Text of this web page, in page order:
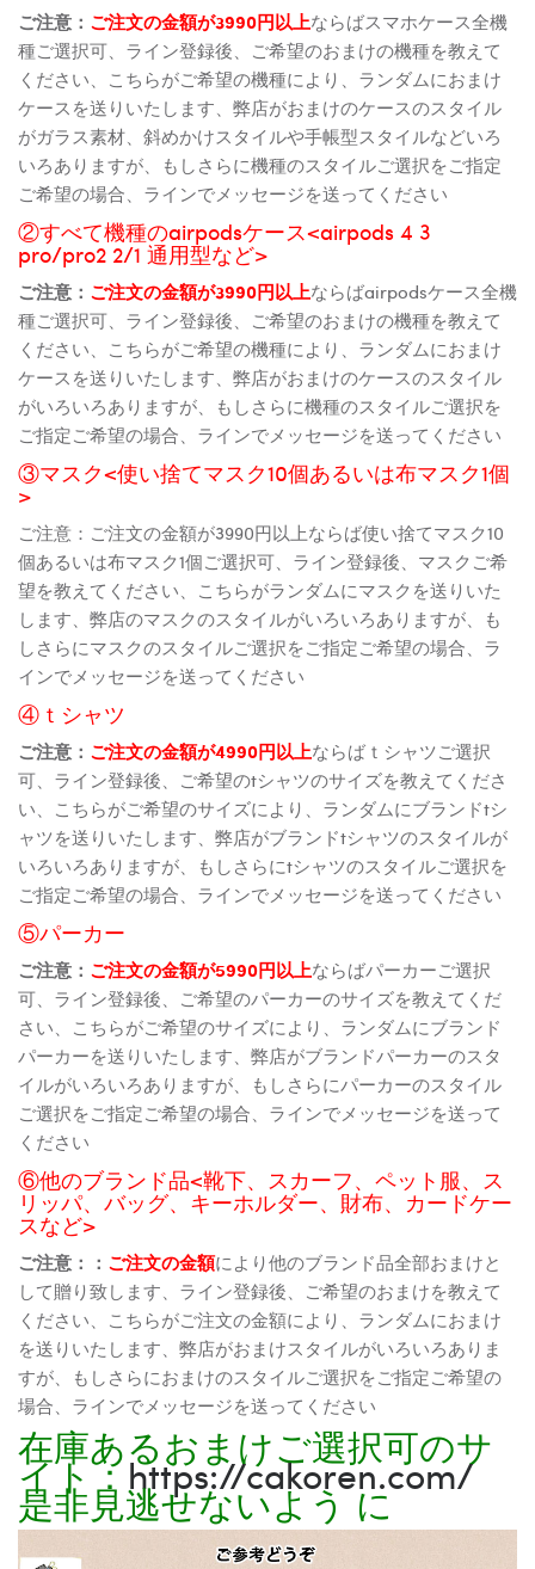
ご注意： ご注文の金額が3990円以上ならばスマホケース全機
種ご選択可、ライン登録後、ご希望のおまけの機種を教えて
ください、こちらがご希望の機種により、ランダムにおまけ
ケースを送りいたします、弊店がおまけのケースのスタイル
がガラス素材、斜めかけスタイルや手帳型スタイルなどいろ
いろありますが、もしさらに機種のスタイルご選択をご指定
ご希望の場合、ラインでメッセージを送ってください
②すべて機種のairpodsケース<airpods 4 3
pro/pro2 2/1 通用型など>
ご注意： ご注文の金額が3990円以上ならばairpodsケース全機
種ご選択可、ライン登録後、ご希望のおまけの機種を教えて
ください、こちらがご希望の機種により、ランダムにおまけ
ケースを送りいたします、弊店がおまけのケースのスタイル
がいろいろありますが、もしさらに機種のスタイルご選択を
ご指定ご希望の場合、ラインでメッセージを送ってください
③マスク<使い捨てマスク10個あるいは布マスク1個
>
ご注意：ご注文の金額が3990円以上ならば使い捨てマスク10
個あるいは布マスク1個ご選択可、ライン登録後、マスクご希
望を教えてください、こちらがランダムにマスクを送りいた
します、弊店のマスクのスタイルがいろいろありますが、も
しさらにマスクのスタイルご選択をご指定ご希望の場合、ラ
インでメッセージを送ってください
④ｔシャツ
ご注意： ご注文の金額が4990円以上ならばｔシャツご選択
可、ライン登録後、ご希望のtシャツのサイズを教えてくださ
い、こちらがご希望のサイズにより、ランダムにブランドtシ
ャツを送りいたします、弊店がブランドtシャツのスタイルが
いろいろありますが、もしさらにtシャツのスタイルご選択を
ご指定ご希望の場合、ラインでメッセージを送ってください
⑤パーカー
ご注意： ご注文の金額が5990円以上ならばパーカーご選択
可、ライン登録後、ご希望のパーカーのサイズを教えてくだ
さい、こちらがご希望のサイズにより、ランダムにブランド
パーカーを送りいたします、弊店がブランドパーカーのスタ
イルがいろいろありますが、もしさらにパーカーのスタイル
ご選択をご指定ご希望の場合、ラインでメッセージを送って
ください
⑥他のブランド品<靴下、スカーフ、ペット服、ス
リッパ、バッグ、キーホルダー、財布、カードケー
スなど>
ご注意：： ご注文の金額により他のブランド品全部おまけと
して贈り致します、ライン登録後、ご希望のおまけを教えて
ください、こちらがご注文の金額により、ランダムにおまけ
を送りいたします、弊店がおまけスタイルがいろいろありま
すが、もしさらにおまけのスタイルご選択をご指定ご希望の
場合、ラインでメッセージを送ってください
在庫あるおまけご選択可のサ
イト：https://cakoren.com/
是非見逃せないよう に